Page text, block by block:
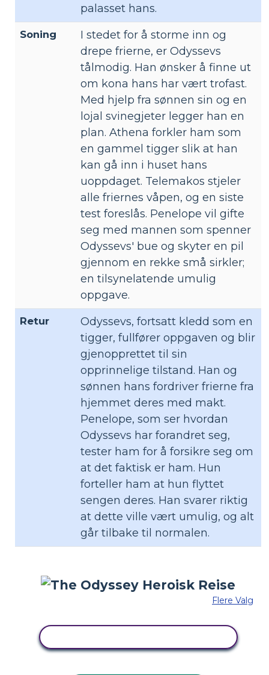
palasset hans.
Soning
I stedet for å storme inn og
drepe frierne, er Odyssevs
tålmodig. Han ønsker å finne ut
om kona hans har vært trofast.
Med hjelp fra sønnen sin og en
lojal svinegjeter legger han en
plan. Athena forkler ham som
en gammel tigger slik at han
kan gå inn i huset hans
uoppdaget. Telemakos stjeler
alle friernes våpen, og en siste
test foreslås. Penelope vil gifte
seg med mannen som spenner
Odyssevs' bue og skyter en pil
gjennom en rekke små sirkler;
en tilsynelatende umulig
oppgave.
Retur
Odyssevs, fortsatt kledd som en
tigger, fullfører oppgaven og blir
gjenopprettet til sin
opprinnelige tilstand. Han og
sønnen hans fordriver frierne fra
hjemmet deres med makt.
Penelope, som ser hvordan
Odyssevs har forandret seg,
tester ham for å forsikre seg om
at det faktisk er ham. Hun
forteller ham at hun flyttet
sengen deres. Han svarer riktig
at dette ville vært umulig, og alt
går tilbake til normalen.
Flere Valg